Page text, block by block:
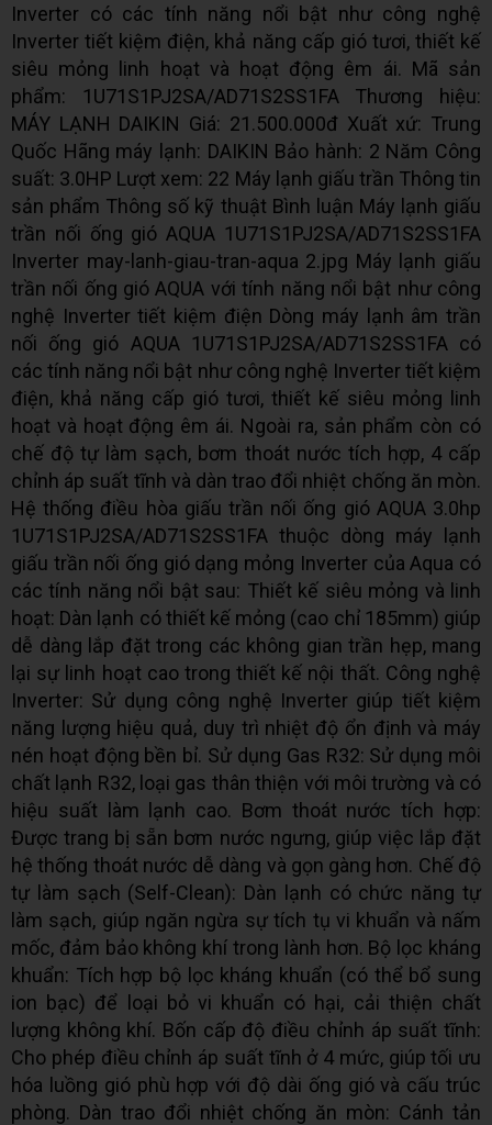
Inverter có các tính năng nổi bật như công nghệ
Inverter tiết kiệm điện, khả năng cấp gió tươi, thiết kế
siêu mỏng linh hoạt và hoạt động êm ái. Mã sản
phẩm: 1U71S1PJ2SA/AD71S2SS1FA Thương hiệu:
MÁY LẠNH DAIKIN Giá: 21.500.000đ Xuất xứ: Trung
Quốc Hãng máy lạnh: DAIKIN Bảo hành: 2 Năm Công
suất: 3.0HP Lượt xem: 22 Máy lạnh giấu trần Thông tin
sản phẩm Thông số kỹ thuật Bình luận Máy lạnh giấu
trần nối ống gió AQUA 1U71S1PJ2SA/AD71S2SS1FA
Inverter may-lanh-giau-tran-aqua 2.jpg Máy lạnh giấu
trần nối ống gió AQUA với tính năng nổi bật như công
nghệ Inverter tiết kiệm điện Dòng máy lạnh âm trần
nối ống gió AQUA 1U71S1PJ2SA/AD71S2SS1FA có
các tính năng nổi bật như công nghệ Inverter tiết kiệm
điện, khả năng cấp gió tươi, thiết kế siêu mỏng linh
hoạt và hoạt động êm ái. Ngoài ra, sản phẩm còn có
chế độ tự làm sạch, bơm thoát nước tích hợp, 4 cấp
chỉnh áp suất tĩnh và dàn trao đổi nhiệt chống ăn mòn.
Hệ thống điều hòa giấu trần nối ống gió AQUA 3.0hp
1U71S1PJ2SA/AD71S2SS1FA thuộc dòng máy lạnh
giấu trần nối ống gió dạng mỏng Inverter của Aqua có
các tính năng nổi bật sau: Thiết kế siêu mỏng và linh
hoạt: Dàn lạnh có thiết kế mỏng (cao chỉ 185mm) giúp
dễ dàng lắp đặt trong các không gian trần hẹp, mang
lại sự linh hoạt cao trong thiết kế nội thất. Công nghệ
Inverter: Sử dụng công nghệ Inverter giúp tiết kiệm
năng lượng hiệu quả, duy trì nhiệt độ ổn định và máy
nén hoạt động bền bỉ. Sử dụng Gas R32: Sử dụng môi
chất lạnh R32, loại gas thân thiện với môi trường và có
hiệu suất làm lạnh cao. Bơm thoát nước tích hợp:
Được trang bị sẵn bơm nước ngưng, giúp việc lắp đặt
hệ thống thoát nước dễ dàng và gọn gàng hơn. Chế độ
tự làm sạch (Self-Clean): Dàn lạnh có chức năng tự
làm sạch, giúp ngăn ngừa sự tích tụ vi khuẩn và nấm
mốc, đảm bảo không khí trong lành hơn. Bộ lọc kháng
khuẩn: Tích hợp bộ lọc kháng khuẩn (có thể bổ sung
ion bạc) để loại bỏ vi khuẩn có hại, cải thiện chất
lượng không khí. Bốn cấp độ điều chỉnh áp suất tĩnh:
Cho phép điều chỉnh áp suất tĩnh ở 4 mức, giúp tối ưu
hóa luồng gió phù hợp với độ dài ống gió và cấu trúc
phòng. Dàn trao đổi nhiệt chống ăn mòn: Cánh tản